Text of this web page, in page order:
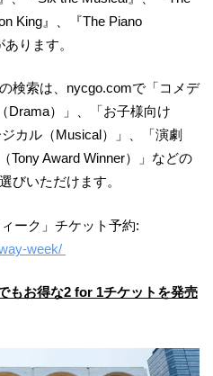
King』、『The Piano
ります。
検索は、nycgo.comで「コメデ
Drama）」、「お子様向け
カル（Musical）」、「演劇
Tony Award Winner）」などの
びいただけます。
ーク」チケット予約:
week/
もお得な2 for 1チケットを発売